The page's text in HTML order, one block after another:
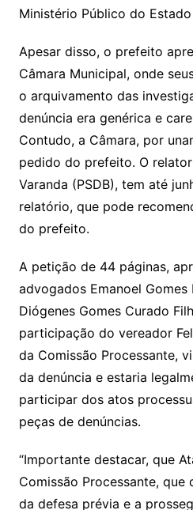
Ministério Público do Estado
Apesar disso, o prefeito
Câmara Municipal, onde
o arquivamento das
denúncia era genérica e
Contudo, a Câmara, por
pedido do prefeito. O
Varanda (PSDB), tem até
relatório, que pode
do prefeito.
A petição de 44 páginas,
advogados Emanoel Gomes
Diógenes Gomes Curado
participação do vereador
da Comissão Processante,
da denúncia e estaria
participar dos atos
peças de denúncias.
“Importante destacar, que
Comissão Processante, que
da defesa prévia e a